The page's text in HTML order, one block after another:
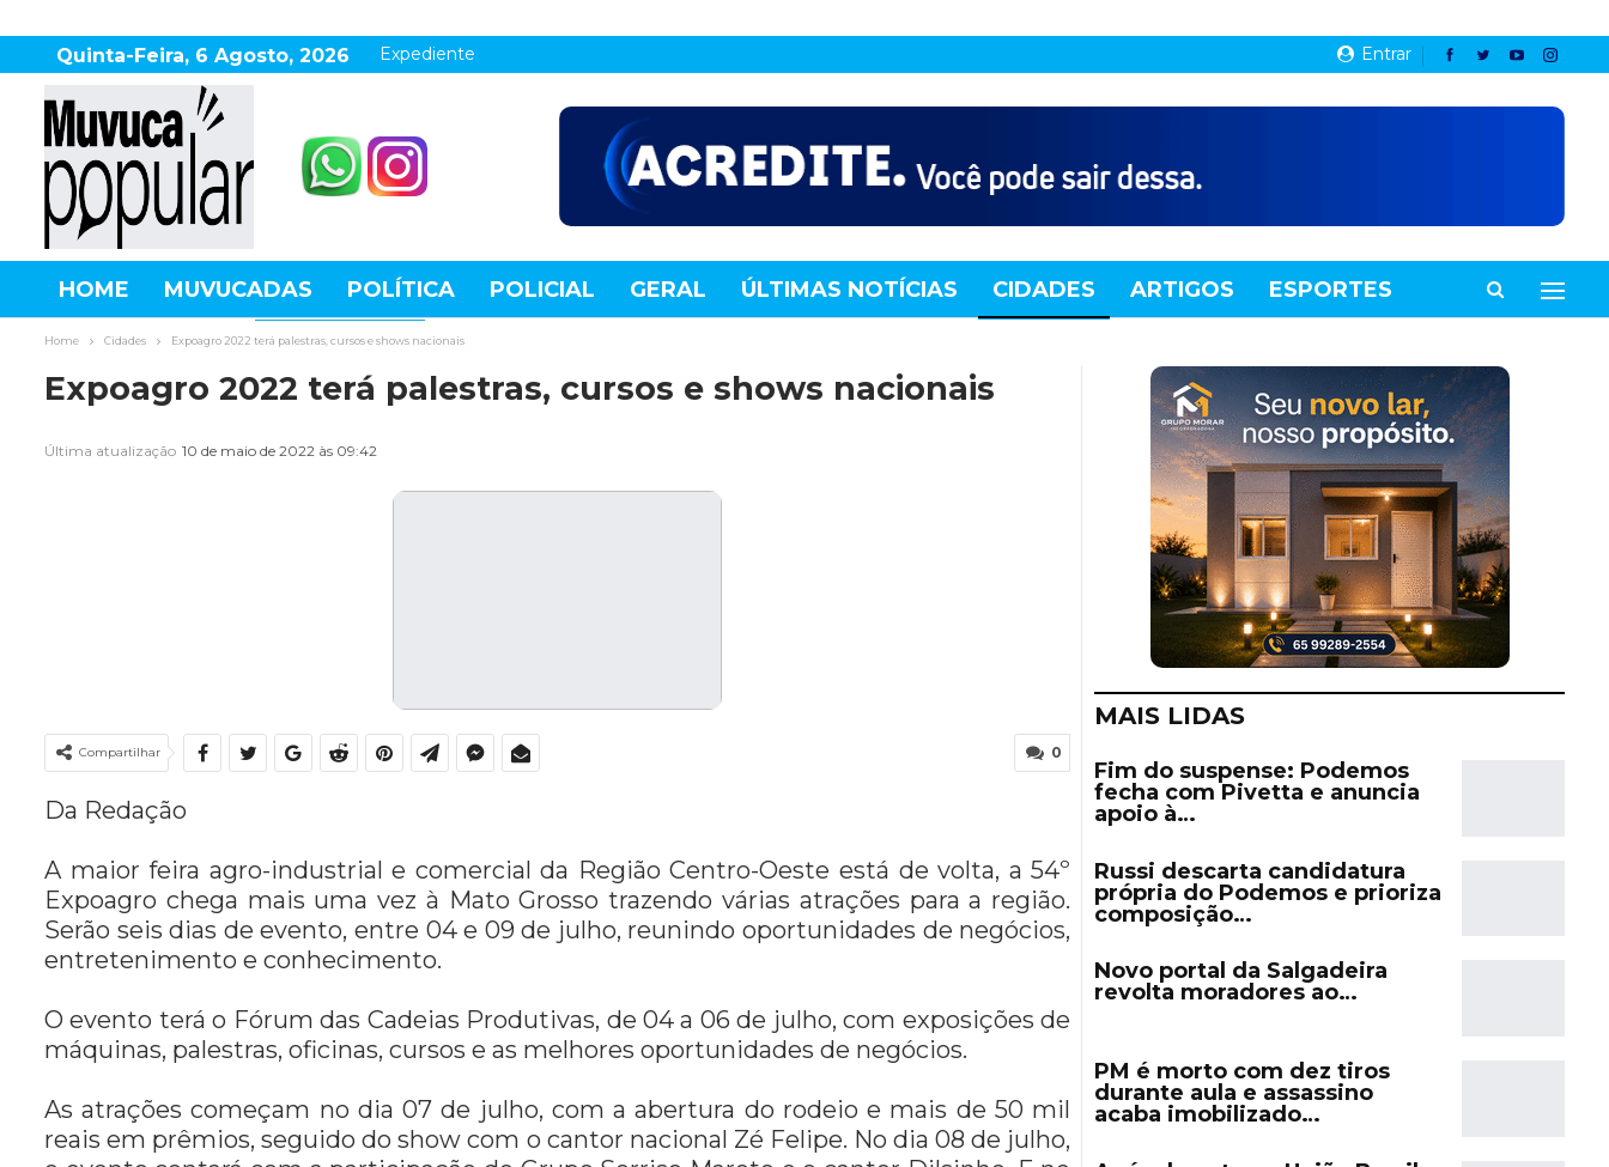
Entrar
Quinta-Feira, 6 Agosto, 2026 Expediente
HOME MUVUCADAS POLÍTICA POLICIAL GERAL ÚLTIMAS NOTÍCIAS CIDADES ARTIGOS ESPORTES
AGRONEGÓCIO DESTAQUES ESPORTE
Home Cidades Expoagro 2022 terá palestras, cursos e shows nacionais
Expoagro 2022 terá palestras, cursos e shows nacionais
Última atualização 10 de maio de 2022 às 09:42
0
Compartilhar
Da Redação
A maior feira agro-industrial e comercial da Região Centro-Oeste está de volta, a 54º
Expoagro chega mais uma vez à Mato Grosso trazendo várias atrações para a região.
Serão seis dias de evento, entre 04 e 09 de julho, reunindo oportunidades de negócios,
entretenimento e conhecimento.
O evento terá o Fórum das Cadeias Produtivas, de 04 a 06 de julho, com exposições de
máquinas, palestras, oficinas, cursos e as melhores oportunidades de negócios.
As atrações começam no dia 07 de julho, com a abertura do rodeio e mais de 50 mil
reais em prêmios, seguido do show com o cantor nacional Zé Felipe. No dia 08 de julho,
MAIS LIDAS
Fim do suspense: Podemos
fecha com Pivetta e anuncia
apoio à…
Russi descarta candidatura
própria do Podemos e prioriza
composição…
Novo portal da Salgadeira
revolta moradores ao…
PM é morto com dez tiros
durante aula e assassino
acaba imobilizado…